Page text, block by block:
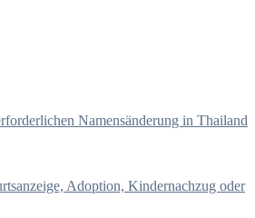
Namensänderung in Thailand
Adoption, Kindernachzug oder